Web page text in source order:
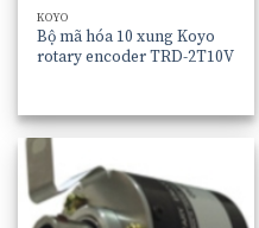
KOYO
Bộ mã hóa 10 xung Koyo
rotary encoder TRD-2T10V